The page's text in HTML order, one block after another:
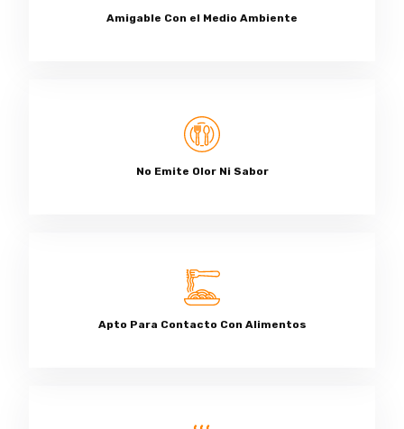
Amigable Con el Medio Ambiente
No Emite Olor Ni Sabor
Apto Para Contacto Con Alimentos